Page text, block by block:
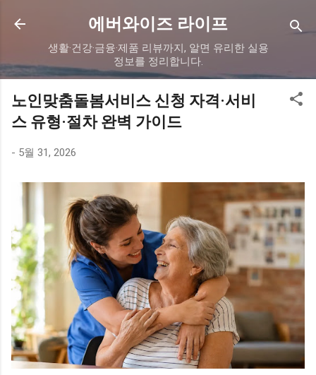
기본 콘텐츠로 건너뛰기
에버와이즈 라이프
생활·건강·금융·제품 리뷰까지, 알면 유리한 실용
정보를 정리합니다.
노인맞춤돌봄서비스 신청 자격·서비
스 유형·절차 완벽 가이드
- 5월 31, 2026